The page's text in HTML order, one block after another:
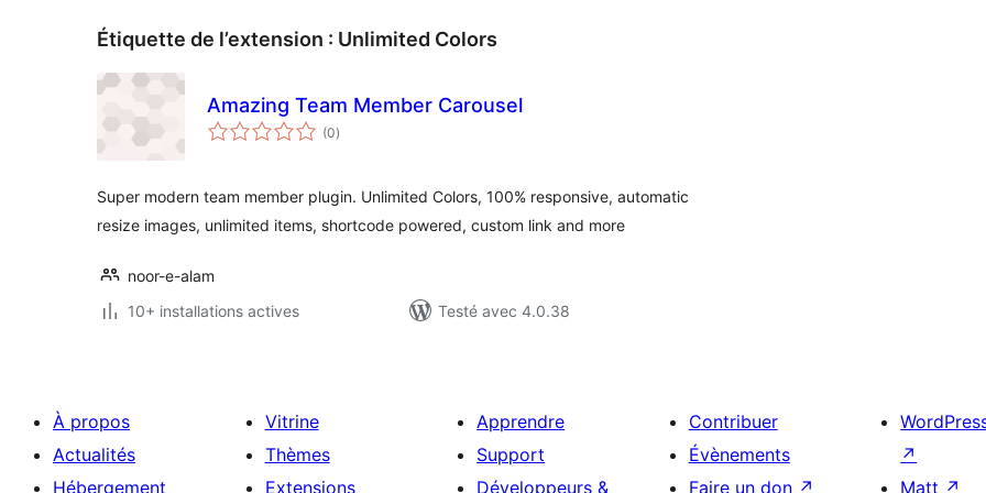
Étiquette de l’extension : Unlimited Colors
Amazing Team Member Carousel
(0notes
en
)
Super modern team member plugin. Unlimited Colors, 100% responsive, automatic
resize images, unlimited items, shortcode powered, custom link and more
noor-e-alam
10+ installations actives
Testé avec 4.0.38
À propos
Actualités
Hébergement
Vitrine
Thèmes
Extensions
Apprendre
Support
Développeurs &
Contribuer
Évènements
Faire un don ↗
↗
Matt ↗